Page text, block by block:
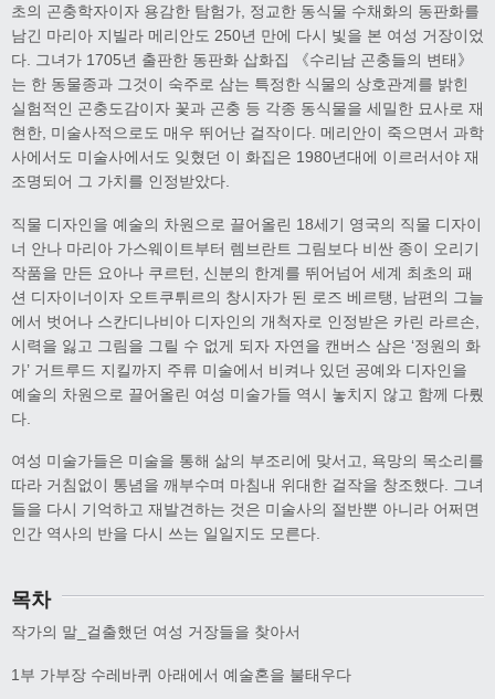
초의 곤충학자이자 용감한 탐험가, 정교한 동식물 수채화의 동판화를
남긴 마리아 지빌라 메리안도 250년 만에 다시 빛을 본 여성 거장이었
다. 그녀가 1705년 출판한 동판화 삽화집 《수리남 곤충들의 변태》
는 한 동물종과 그것이 숙주로 삼는 특정한 식물의 상호관계를 밝힌
실험적인 곤충도감이자 꽃과 곤충 등 각종 동식물을 세밀한 묘사로 재
현한, 미술사적으로도 매우 뛰어난 걸작이다. 메리안이 죽으면서 과학
사에서도 미술사에서도 잊혔던 이 화집은 1980년대에 이르러서야 재
조명되어 그 가치를 인정받았다.
직물 디자인을 예술의 차원으로 끌어올린 18세기 영국의 직물 디자이
너 안나 마리아 가스웨이트부터 렘브란트 그림보다 비싼 종이 오리기
작품을 만든 요아나 쿠르턴, 신분의 한계를 뛰어넘어 세계 최초의 패
션 디자이너이자 오트쿠튀르의 창시자가 된 로즈 베르탱, 남편의 그늘
에서 벗어나 스칸디나비아 디자인의 개척자로 인정받은 카린 라르손,
시력을 잃고 그림을 그릴 수 없게 되자 자연을 캔버스 삼은 ‘정원의 화
가’ 거트루드 지킬까지 주류 미술에서 비켜나 있던 공예와 디자인을
예술의 차원으로 끌어올린 여성 미술가들 역시 놓치지 않고 함께 다뤘
다.
여성 미술가들은 미술을 통해 삶의 부조리에 맞서고, 욕망의 목소리를
따라 거침없이 통념을 깨부수며 마침내 위대한 걸작을 창조했다. 그녀
들을 다시 기억하고 재발견하는 것은 미술사의 절반뿐 아니라 어쩌면
인간 역사의 반을 다시 쓰는 일일지도 모른다.
목차
작가의 말_걸출했던 여성 거장들을 찾아서
1부 가부장 수레바퀴 아래에서 예술혼을 불태우다